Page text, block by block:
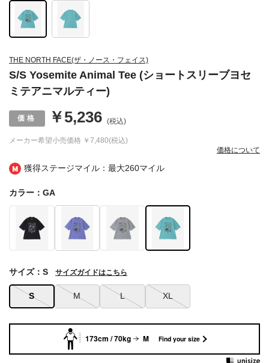
獲得ステージマイル：最大260マイル
THE NORTH FACE(ザ・ノース・フェイス)
S/S Yosemite Animal Tee (ショートスリーブヨセ
ミテアニマルティー)
メーカー希望小売価格 ￥7,480(税込)
￥5,236 (税込)
価格について
カラー：GA
S M L XL
サイズ：S サイズガイドはこちら
173cm / 70kg M Find your size